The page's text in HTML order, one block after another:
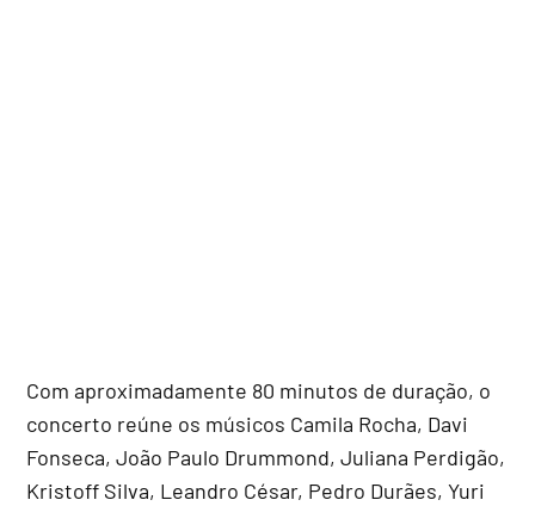
Com aproximadamente 80 minutos de duração, o
concerto reúne os músicos Camila Rocha, Davi
Fonseca, João Paulo Drummond, Juliana Perdigão,
Kristoff Silva, Leandro César, Pedro Durães, Yuri